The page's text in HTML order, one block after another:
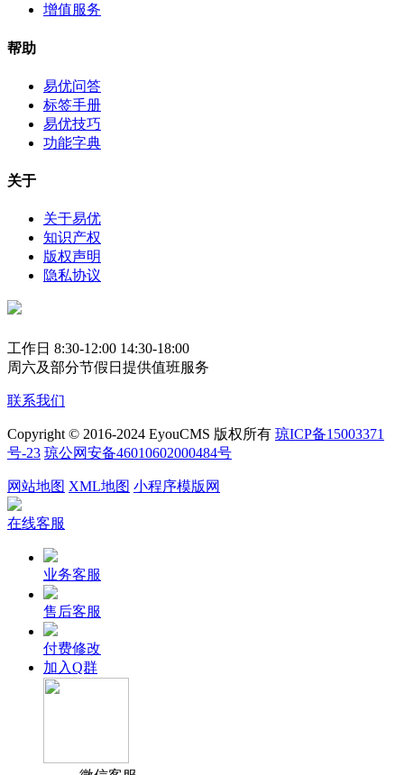
增值服务
帮助
易优问答
标签手册
易优技巧
功能字典
关于
关于易优
知识产权
版权声明
隐私协议
工作日 8:30-12:00 14:30-18:00
周六及部分节假日提供值班服务
联系我们
Copyright © 2016-2024 EyouCMS 版权所有 琼ICP备15003371
号-23 琼公网安备46010602000484号
网站地图 XML地图 小程序模版网
在线客服
业务客服
售后客服
付费修改
加入Q群